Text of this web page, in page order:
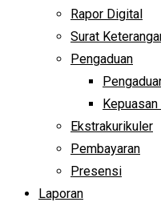
Rapor Digital
Surat
Pengaduan
Kepuasan
Ekstrakurikuler
Pembayaran
Presensi
Laporan